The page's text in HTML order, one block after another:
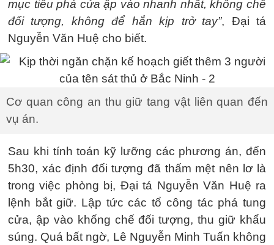
mục tiêu phá cửa ập vào nhanh nhất, khống chế
đối tượng, không để hắn kịp trở tay”, Đại tá
Nguyễn Văn Huệ cho biết.
Cơ quan công an thu giữ tang vật liên quan đến
vụ án.
Sau khi tính toán kỹ lưỡng các phương án, đến
5h30, xác định đối tượng đã thấm mệt nên lơ là
trong việc phòng bị, Đại tá Nguyễn Văn Huệ ra
lệnh bắt giữ. Lập tức các tổ công tác phá tung
cửa, ập vào khống chế đối tượng, thu giữ khẩu
súng. Quá bất ngờ, Lê Nguyễn Minh Tuấn không